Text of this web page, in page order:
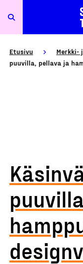
Etusivu Merkki-
puuvilla, pellava ja